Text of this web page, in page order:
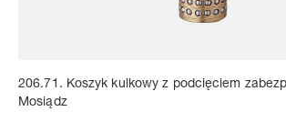
206.71. Koszyk kulkowy z podcięciem
Mosiądz